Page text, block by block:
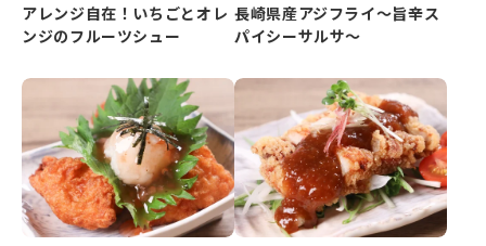
アレンジ自在！いちごとオレ
ンジのフルーツシュー
長崎県産アジフライ～旨辛ス
パイシーサルサ～